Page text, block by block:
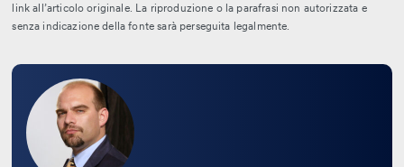
link all’articolo originale. La riproduzione o la parafrasi non autorizzata e
senza indicazione della fonte sarà perseguita legalmente.
Leggi
bio